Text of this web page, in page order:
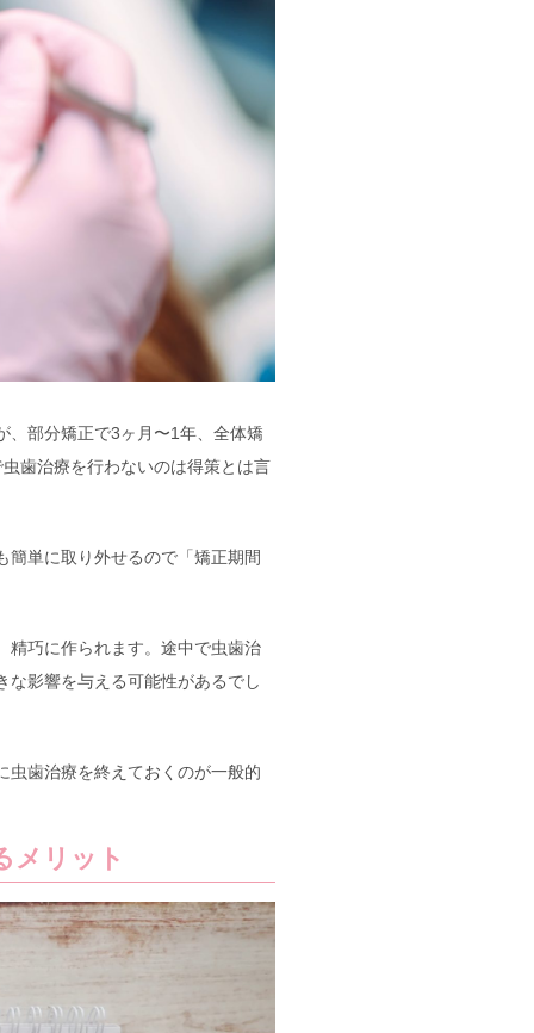
、部分矯正で3ヶ月〜1年、全体矯
歯治療を行わないのは得策とは言
簡単に取り外せるので「矯正期間
精巧に作られます。途中で虫歯治
な影響を与える可能性があるでし
虫歯治療を終えておくのが一般的
メリット